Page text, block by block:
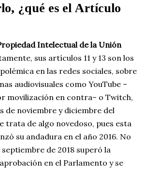
¿qué es el Artículo
Intelectual de la Unión
sus artículos 11 y 13 son los
en las redes sociales, sobre
audiovisuales como YouTube –
movilización en contra– o Twitch,
de noviembre y diciembre del
trata de algo novedoso, pues esta
su andadura en el año 2016. No
de 2018 superó la
en el Parlamento y se